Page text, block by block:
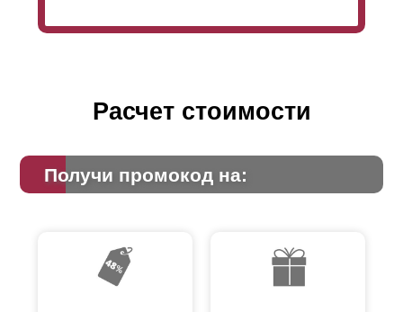
расхода материалов (в частности, стали) при его
Расчет стоимости
Получи промокод на: